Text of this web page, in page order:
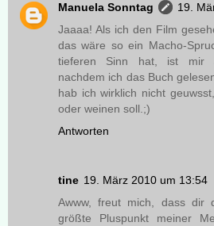
Manuela Sonntag
19.
Jaaaa! Als ich den Film
das wäre so ein Macho-
tieferen Sinn hat, ist mir
nachdem ich das Buch
hab ich wirklich nicht
oder weinen soll.;)
Antworten
tine 19. März 2010 um 13:54
Awww, freut mich, dass dir
größte Pluspunkt meiner